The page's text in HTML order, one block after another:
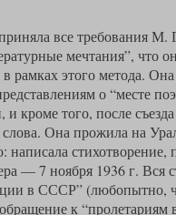
все требования М.
мечтания”, что
рамках этого метода.
о “месте
того, после
Она прожила на
стихотворение,
— 7 ноября 1936 г. Вся
в СССР” (любопытно,
к “пролетариям